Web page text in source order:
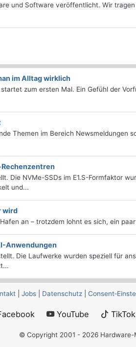
und Software veröffentlicht. Wir
im Alltag wirklich
zum ersten Mal. Ein Gefühl der
Themen im Bereich Newsmeldungen
Rechenzentren
Die NVMe-SSDs im E1.S-Formfaktor
und...
wird
an – trotzdem lohnt es sich, ein
Anwendungen
Die Laufwerke wurden speziell für
Jobs Datenschutz
YouTube TikTok
© Copyright 2001 - 2026 Hardware-